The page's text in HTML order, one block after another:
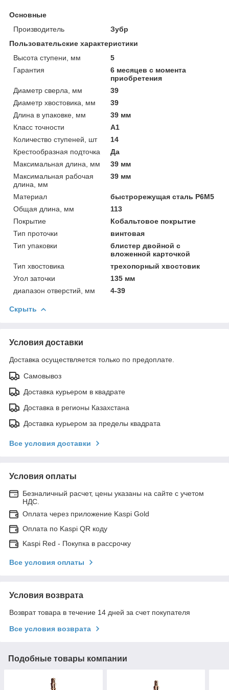
Основные
Производитель
Зубр
Пользовательские характеристики
Высота ступени, мм
5
Гарантия
6 месяцев с момента
приобретения
Диаметр сверла, мм
39
Диаметр хвостовика, мм
39
Длина в упаковке, мм
39 мм
Класс точности
А1
Количество ступеней, шт
14
Крестообразная подточка
Да
Максимальная длина, мм
39 мм
Максимальная рабочая
длина, мм
39 мм
Материал
быстрорежущая сталь Р6М5
Общая длина, мм
113
Покрытие
Кобальтовое покрытие
Тип проточки
винтовая
Тип упаковки
блистер двойной с
вложенной карточкой
Тип хвостовика
трехопорный хвостовик
Угол заточки
135 мм
диапазон отверстий, мм
4-39
Скрыть
Условия доставки
Доставка осуществляется только по предоплате.
Самовывоз
Доставка курьером в квадрате
Доставка в регионы Казахстана
Доставка курьером за пределы квадрата
Все условия доставки
Условия оплаты
Безналичный расчет, цены указаны на сайте с учетом
НДС.
Оплата через приложение Kaspi Gold
Оплата по Kaspi QR коду
Kaspi Red - Покупка в рассрочку
Все условия оплаты
Условия возврата
Возврат товара в течение 14 дней за счет покупателя
Все условия возврата
Подобные товары компании